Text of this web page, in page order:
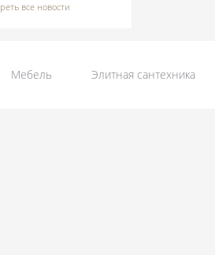
все новости
Мебель Элитная сантехника